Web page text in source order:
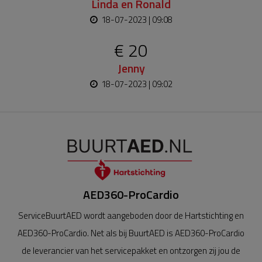
Linda en Ronald
18-07-2023 | 09:08
€ 20
Jenny
18-07-2023 | 09:02
AED360-ProCardio
ServiceBuurtAED wordt aangeboden door de Hartstichting en
AED360-ProCardio. Net als bij BuurtAED is AED360-ProCardio
de leverancier van het servicepakket en ontzorgen zij jou de